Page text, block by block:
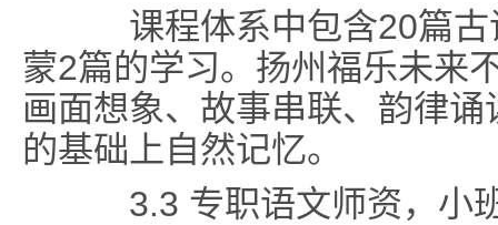
课程体系中包含20篇古
蒙2篇的学习。扬州福乐未来
画面想象、故事串联、韵律
的基础上自然记忆。
3.3 专职语文师资，小